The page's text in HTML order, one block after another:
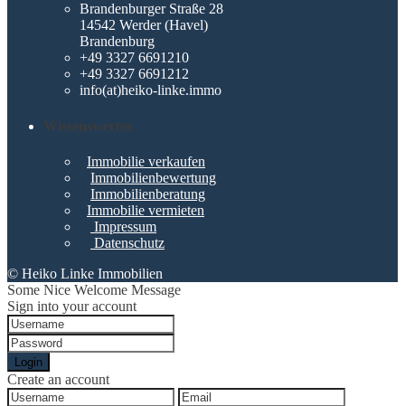
Brandenburger Straße 28
14542 Werder (Havel)
Brandenburg
+49 3327 6691210
+49 3327 6691212
info(at)heiko-linke.immo
Wissenswertes
Immobilie verkaufen
Immobilienbewertung
Immobilienberatung
Immobilie vermieten
Impressum
Datenschutz
© Heiko Linke Immobilien
Some Nice Welcome Message
Sign into your account
Login
Create an account